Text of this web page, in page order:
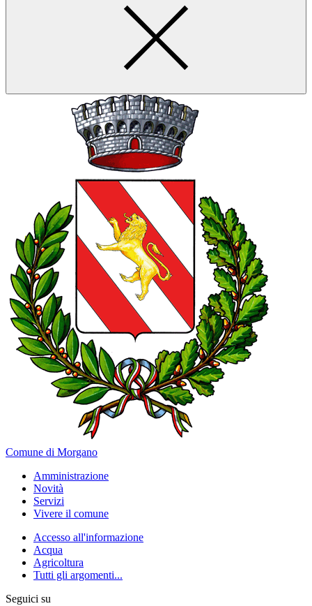
Comune di Morgano
Amministrazione
Novità
Servizi
Vivere il comune
Accesso all'informazione
Acqua
Agricoltura
Tutti gli argomenti...
Seguici su